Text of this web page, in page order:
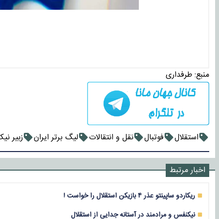
منبع:طرفداری
استقلال فوتبال نقل و انتقالات لیگ برتر ایران زبیر
اخبار مرتبط
ریکاردو ساپینتو عذر ۴ بازیکن استقلال را خواست !
نیکنفس و مرادمند در آستانه جدایی از استقلال